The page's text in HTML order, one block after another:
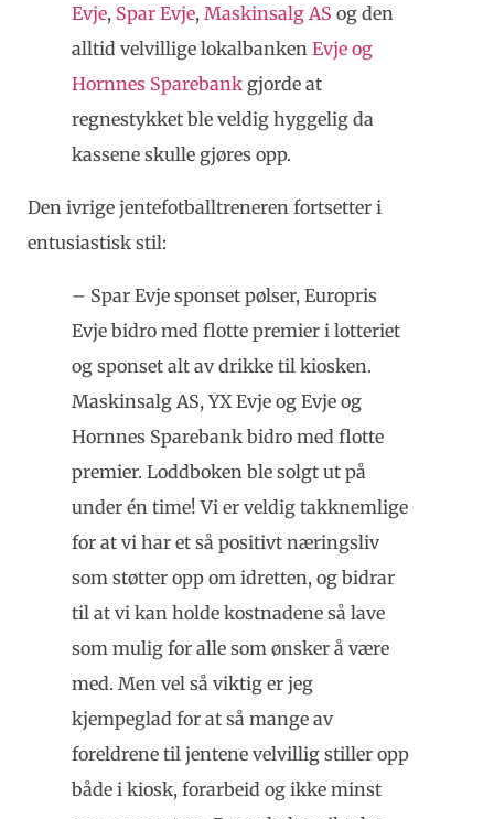
Evje, Spar Evje, Maskinsalg AS og den
alltid velvillige lokalbanken Evje og
Hornnes Sparebank gjorde at
regnestykket ble veldig hyggelig da
kassene skulle gjøres opp.
Den ivrige jentefotballtreneren fortsetter i
entusiastisk stil:
– Spar Evje sponset pølser, Europris
Evje bidro med flotte premier i lotteriet
og sponset alt av drikke til kiosken.
Maskinsalg AS, YX Evje og Evje og
Hornnes Sparebank bidro med flotte
premier. Loddboken ble solgt ut på
under én time! Vi er veldig takknemlige
for at vi har et så positivt næringsliv
som støtter opp om idretten, og bidrar
til at vi kan holde kostnadene så lave
som mulig for alle som ønsker å være
med. Men vel så viktig er jeg
kjempeglad for at så mange av
foreldrene til jentene velvillig stiller opp
både i kiosk, forarbeid og ikke minst